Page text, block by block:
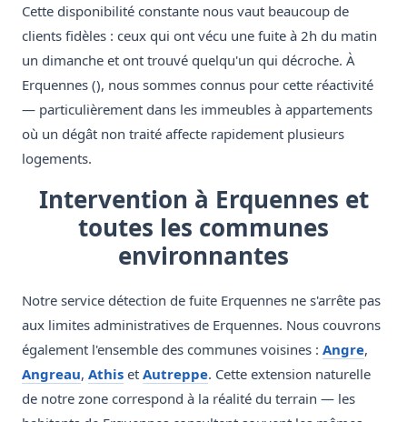
Cette disponibilité constante nous vaut beaucoup de
clients fidèles : ceux qui ont vécu une fuite à 2h du matin
un dimanche et ont trouvé quelqu'un qui décroche. À
Erquennes (), nous sommes connus pour cette réactivité
— particulièrement dans les immeubles à appartements
où un dégât non traité affecte rapidement plusieurs
logements.
Intervention à Erquennes et
toutes les communes
environnantes
Notre service détection de fuite Erquennes ne s'arrête pas
aux limites administratives de Erquennes. Nous couvrons
également l'ensemble des communes voisines : Angre,
Angreau, Athis et Autreppe. Cette extension naturelle
de notre zone correspond à la réalité du terrain — les